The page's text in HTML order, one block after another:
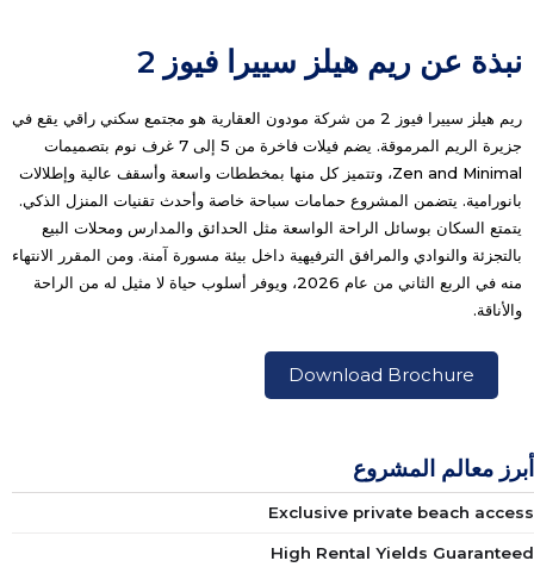
نبذة عن ريم هيلز سييرا فيوز 2
ريم هيلز سييرا فيوز 2 من شركة مودون العقارية هو مجتمع سكني راقي يقع في
جزيرة الريم المرموقة. يضم فيلات فاخرة من 5 إلى 7 غرف نوم بتصميمات
Zen and Minimal، وتتميز كل منها بمخططات واسعة وأسقف عالية وإطلالات
بانورامية. يتضمن المشروع حمامات سباحة خاصة وأحدث تقنيات المنزل الذكي.
يتمتع السكان بوسائل الراحة الواسعة مثل الحدائق والمدارس ومحلات البيع
بالتجزئة والنوادي والمرافق الترفيهية داخل بيئة مسورة آمنة. ومن المقرر الانتهاء
منه في الربع الثاني من عام 2026، ويوفر أسلوب حياة لا مثيل له من الراحة
والأناقة.
Download Brochure
أبرز معالم المشروع
Exclusive private beach access
High Rental Yields Guaranteed